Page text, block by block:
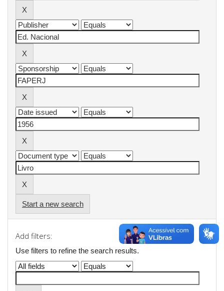
Start a new search
Add filters:
Use filters to refine the search results.